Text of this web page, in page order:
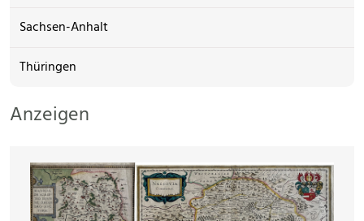
Sachsen-Anhalt
Thüringen
Anzeigen